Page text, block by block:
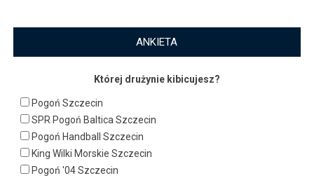
ANKIETA
Której drużynie kibicujesz?
Pogoń Szczecin
SPR Pogoń Baltica Szczecin
Pogoń Handball Szczecin
King Wilki Morskie Szczecin
Pogoń '04 Szczecin